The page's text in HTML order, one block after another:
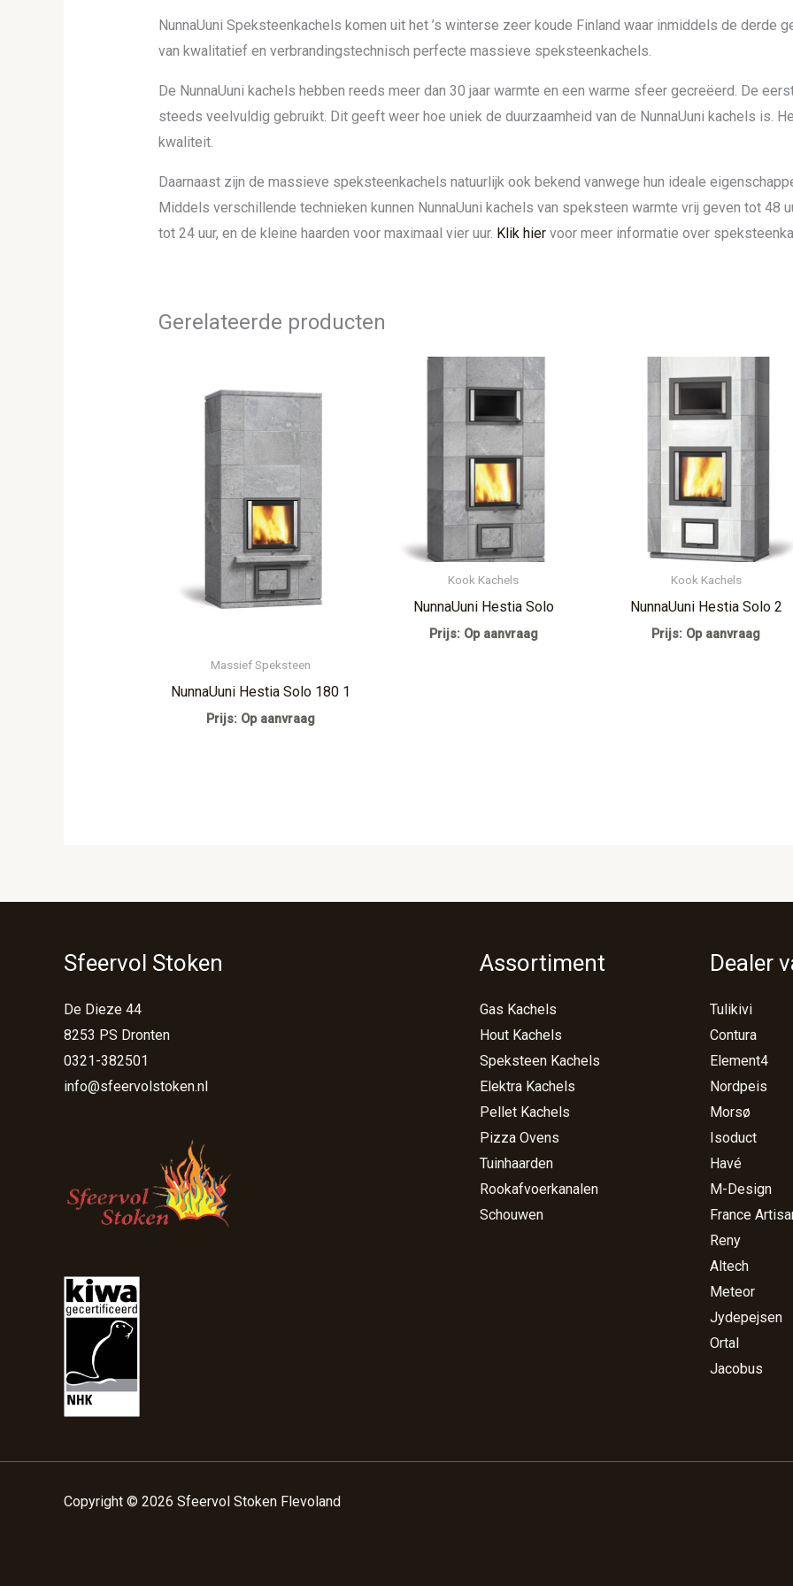
NunnaUuni Speksteenkachels komen uit het ’s winterse zeer koude Finland waar inmiddels de derde
van kwalitatief en verbrandingstechnisch perfecte massieve speksteenkachels.
De NunnaUuni kachels hebben reeds meer dan 30 jaar warmte en een warme sfeer gecreëerd. De
steeds veelvuldig gebruikt. Dit geeft weer hoe uniek de duurzaamheid van de NunnaUuni kachels is.
kwaliteit.
Daarnaast zijn de massieve speksteenkachels natuurlijk ook bekend vanwege hun ideale
Middels verschillende technieken kunnen NunnaUuni kachels van speksteen warmte vrij geven tot 48
tot 24 uur, en de kleine haarden voor maximaal vier uur. Klik hiervoor meer informatie over
Gerelateerde producten
Massief Speksteen
NunnaUuni Hestia Solo 180 1
Prijs: Op aanvraag
Kook Kachels
NunnaUuni Hestia Solo
Prijs: Op aanvraag
Kook Kachels
NunnaUuni Hestia Solo 2
Prijs: Op aanvraag
Sfeervol Stoken
De Dieze 44
8253 PS Dronten
0321-382501
info@sfeervolstoken.nl
Assortiment
Gas Kachels
Hout Kachels
Speksteen Kachels
Elektra Kachels
Pellet Kachels
Pizza Ovens
Tuinhaarden
Rookafvoerkanalen
Schouwen
Dealer
Tulikivi
Contura
Element4
Nordpeis
Morsø
Isoduct
Havé
M-Design
France
Reny
Altech
Meteor
Jydepejsen
Ortal
Jacobus
Copyright © 2026 Sfeervol Stoken Flevoland